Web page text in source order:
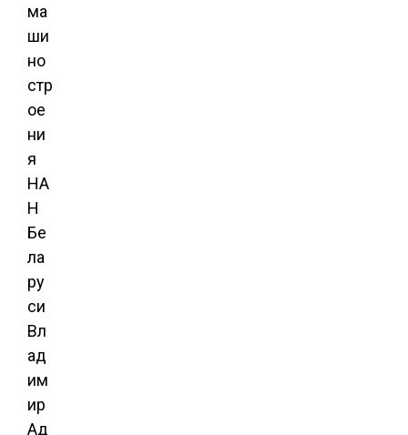
ма
ши
но
стр
ое
ни
я
НА
Н
Бе
ла
ру
си
Вл
ад
им
ир
Ад